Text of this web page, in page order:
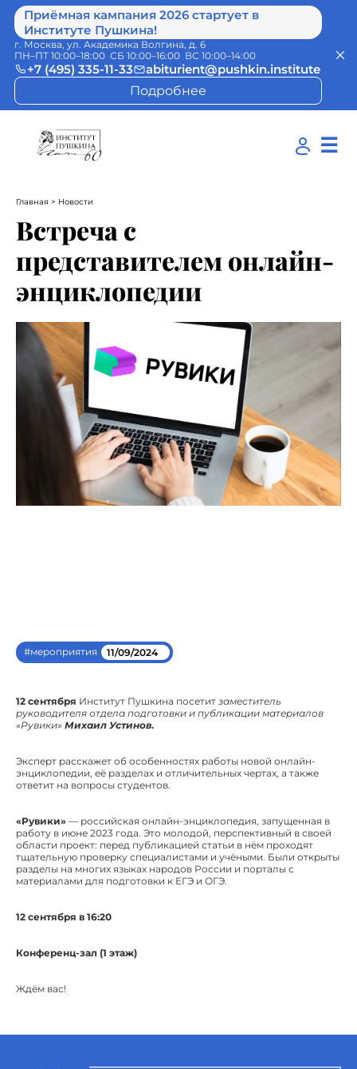
Приёмная кампания 2026 стартует в
Институте Пушкина!
г. Москва, ул. Академика Волгина, д. 6
ПН–ПТ 10:00–18:00 СБ 10:00–16:00 ВС 10:00–14:00
+7 (495) 335-11-33
abiturient@pushkin.institute
Подробнее
☰
Главная > Новости
Встреча с
представителем онлайн-
энциклопедии
#мероприятия 11/09/2024
12 сентября Институт Пушкина посетит заместитель
руководителя отдела подготовки и публикации материалов
«Рувики» Михаил Устинов.
Эксперт расскажет об особенностях работы новой онлайн-
энциклопедии, её разделах и отличительных чертах, а также
ответит на вопросы студентов.
«Рувики» — российская онлайн-энциклопедия, запущенная в
работу в июне 2023 года. Это молодой, перспективный в своей
области проект: перед публикацией статьи в нём проходят
тщательную проверку специалистами и учёными. Были открыты
разделы на многих языках народов России и порталы с
материалами для подготовки к ЕГЭ и ОГЭ.
12 сентября в 16:20
Конференц-зал (1 этаж)
Ждём вас!